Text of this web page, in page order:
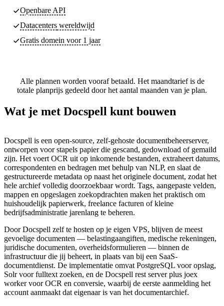
Openbare API
Datacenters wereldwijd
Gratis domein voor 1 jaar
Alle plannen worden vooraf betaald. Het maandtarief is de
totale planprijs gedeeld door het aantal maanden van je plan.
Wat je met Docspell kunt bouwen
Docspell is een open-source, zelf-gehoste documentbeheerserver,
ontworpen voor stapels papier die gescand, gedownload of gemaild
zijn. Het voert OCR uit op inkomende bestanden, extraheert datums,
correspondenten en bedragen met behulp van NLP, en slaat de
gestructureerde metadata op naast het originele document, zodat het
hele archief volledig doorzoekbaar wordt. Tags, aangepaste velden,
mappen en opgeslagen zoekopdrachten maken het praktisch om
huishoudelijk papierwerk, freelance facturen of kleine
bedrijfsadministratie jarenlang te beheren.
Door Docspell zelf te hosten op je eigen VPS, blijven de meest
gevoelige documenten — belastingaangiften, medische rekeningen,
juridische documenten, overheidsformulieren — binnen de
infrastructuur die jij beheert, in plaats van bij een SaaS-
documentdienst. De implementatie omvat PostgreSQL voor opslag,
Solr voor fulltext zoeken, en de Docspell rest server plus joex
worker voor OCR en conversie, waarbij de eerste aanmelding het
account aanmaakt dat eigenaar is van het documentarchief.